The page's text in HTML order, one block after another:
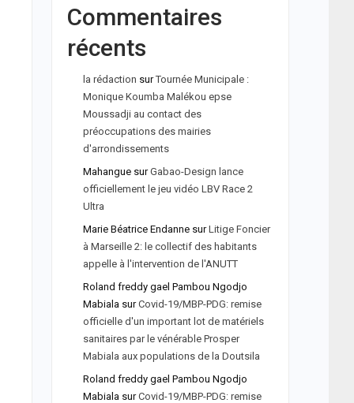
Commentaires
récents
la rédaction surTournée Municipale :
Monique Koumba Malékou epse
Moussadji au contact des
préoccupations des mairies
d'arrondissements
MahanguesurGabao-Design lance
officiellement le jeu vidéo LBV Race 2
Ultra
Marie Béatrice EndannesurLitige Foncier
à Marseille 2: le collectif des habitants
appelle à l'intervention de l'ANUTT
Roland freddy gael Pambou Ngodjo
MabialasurCovid-19/MBP-PDG: remise
officielle d'un important lot de matériels
sanitaires par le vénérable Prosper
Mabiala aux populations de la Doutsila
Roland freddy gael Pambou Ngodjo
MabialasurCovid-19/MBP-PDG: remise